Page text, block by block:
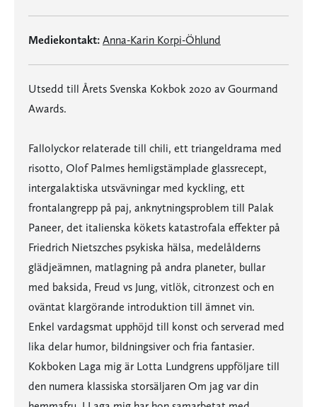
Mediekontakt: Anna-Karin Korpi-Öhlund
Utsedd till Årets Svenska Kokbok 2020 av Gourmand
Awards.
Fallolyckor relaterade till chili, ett triangeldrama med
risotto, Olof Palmes hemligstämplade glassrecept,
intergalaktiska utsvävningar med kyckling, ett
frontalangrepp på paj, anknytningsproblem till Palak
Paneer, det italienska kökets katastrofala effekter på
Friedrich Nietszches psykiska hälsa, medelålderns
glädjeämnen, matlagning på andra planeter, bullar
med baksida, Freud vs Jung, vitlök, citronzest och en
oväntat klargörande introduktion till ämnet vin.
Enkel vardagsmat upphöjd till konst och serverad med
lika delar humor, bildningsiver och fria fantasier.
Kokboken Laga mig är Lotta Lundgrens uppföljare till
den numera klassiska storsäljaren Om jag var din